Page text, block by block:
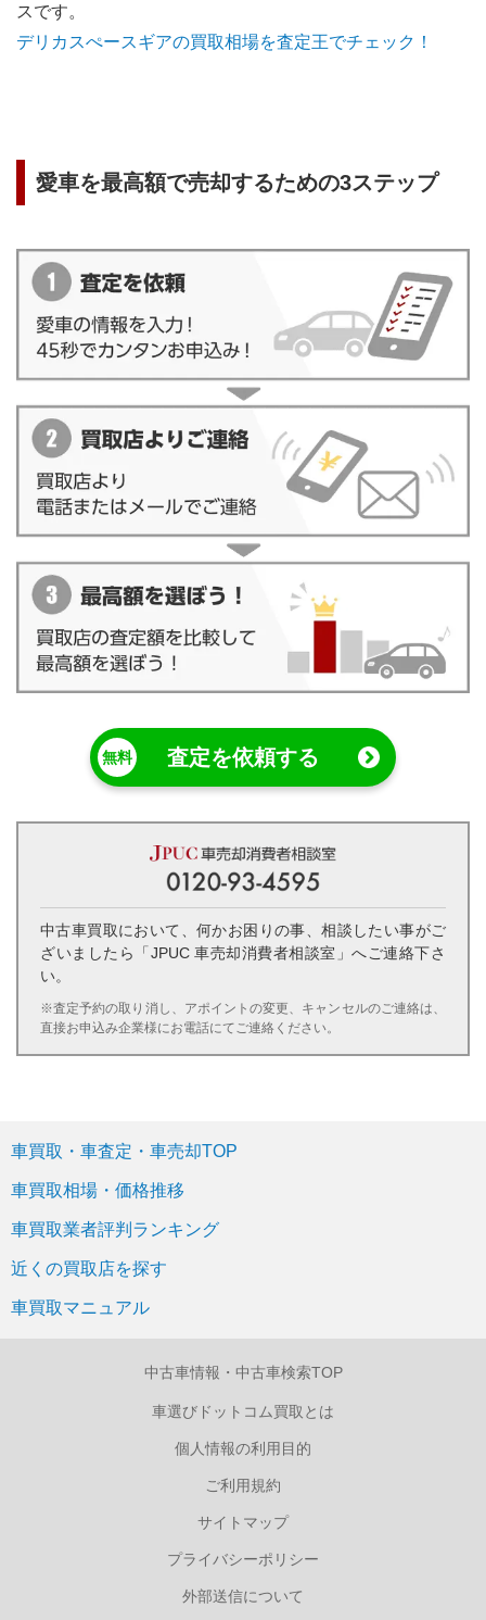
スです。
デリカスぺースギアの買取相場を査定王でチェック！
愛車を最高額で売却するための3ステップ
査定を依頼する
中古車買取において、何かお困りの事、相談したい事がご
ざいましたら「JPUC 車売却消費者相談室」へご連絡下さ
い。
※査定予約の取り消し、アポイントの変更、キャンセルのご連絡は、
直接お申込み企業様にお電話にてご連絡ください。
車買取・車査定・車売却TOP
車買取相場・価格推移
車買取業者評判ランキング
近くの買取店を探す
車買取マニュアル
中古車情報・中古車検索TOP
車選びドットコム買取とは
個人情報の利用目的
ご利用規約
サイトマップ
プライバシーポリシー
外部送信について